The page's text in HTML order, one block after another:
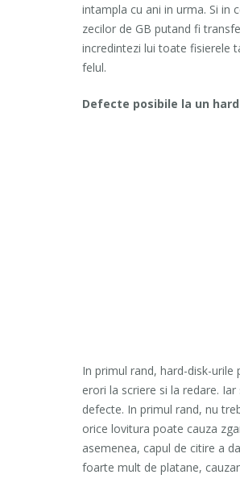
intampla cu ani in urma. Si in
zecilor de GB putand fi
incredintezi lui toate fisierele
felul.
Defecte posibile la un
In primul rand, hard-disk-
erori la scriere si la redare.
defecte. In primul rand, nu
orice lovitura poate cauza
asemenea, capul de citire a
foarte mult de platane,